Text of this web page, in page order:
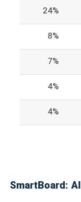
24%
8%
7%
4%
4%
سوالات متداول هوش مصنوعی SmartBoard: AI